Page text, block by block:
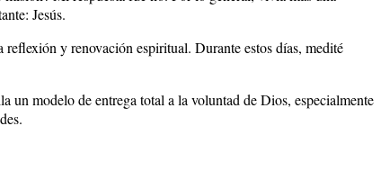
Jesús.
y renovación espiritual. Durante estos días, medité
un modelo de entrega total a la voluntad de Dios, especialmente